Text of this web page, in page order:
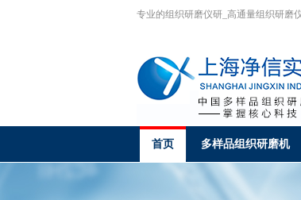
专业的组织研磨仪研_高通量组织研磨
首页 多样品组织研磨机